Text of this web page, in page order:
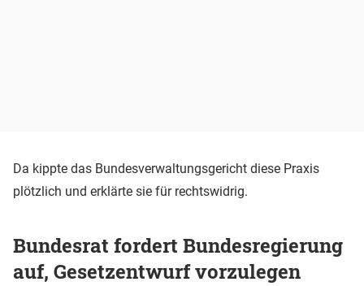
Da kippte das Bundesverwaltungsgericht diese Praxis
plötzlich und erklärte sie für rechtswidrig.
Bundesrat fordert Bundesregierung
auf, Gesetzentwurf vorzulegen